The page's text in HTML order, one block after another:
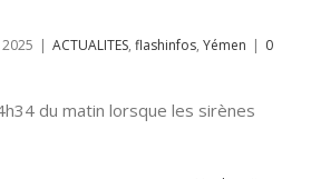
| ACTUALITES, flashinfos, Yémen | 0
du matin lorsque les sirènes